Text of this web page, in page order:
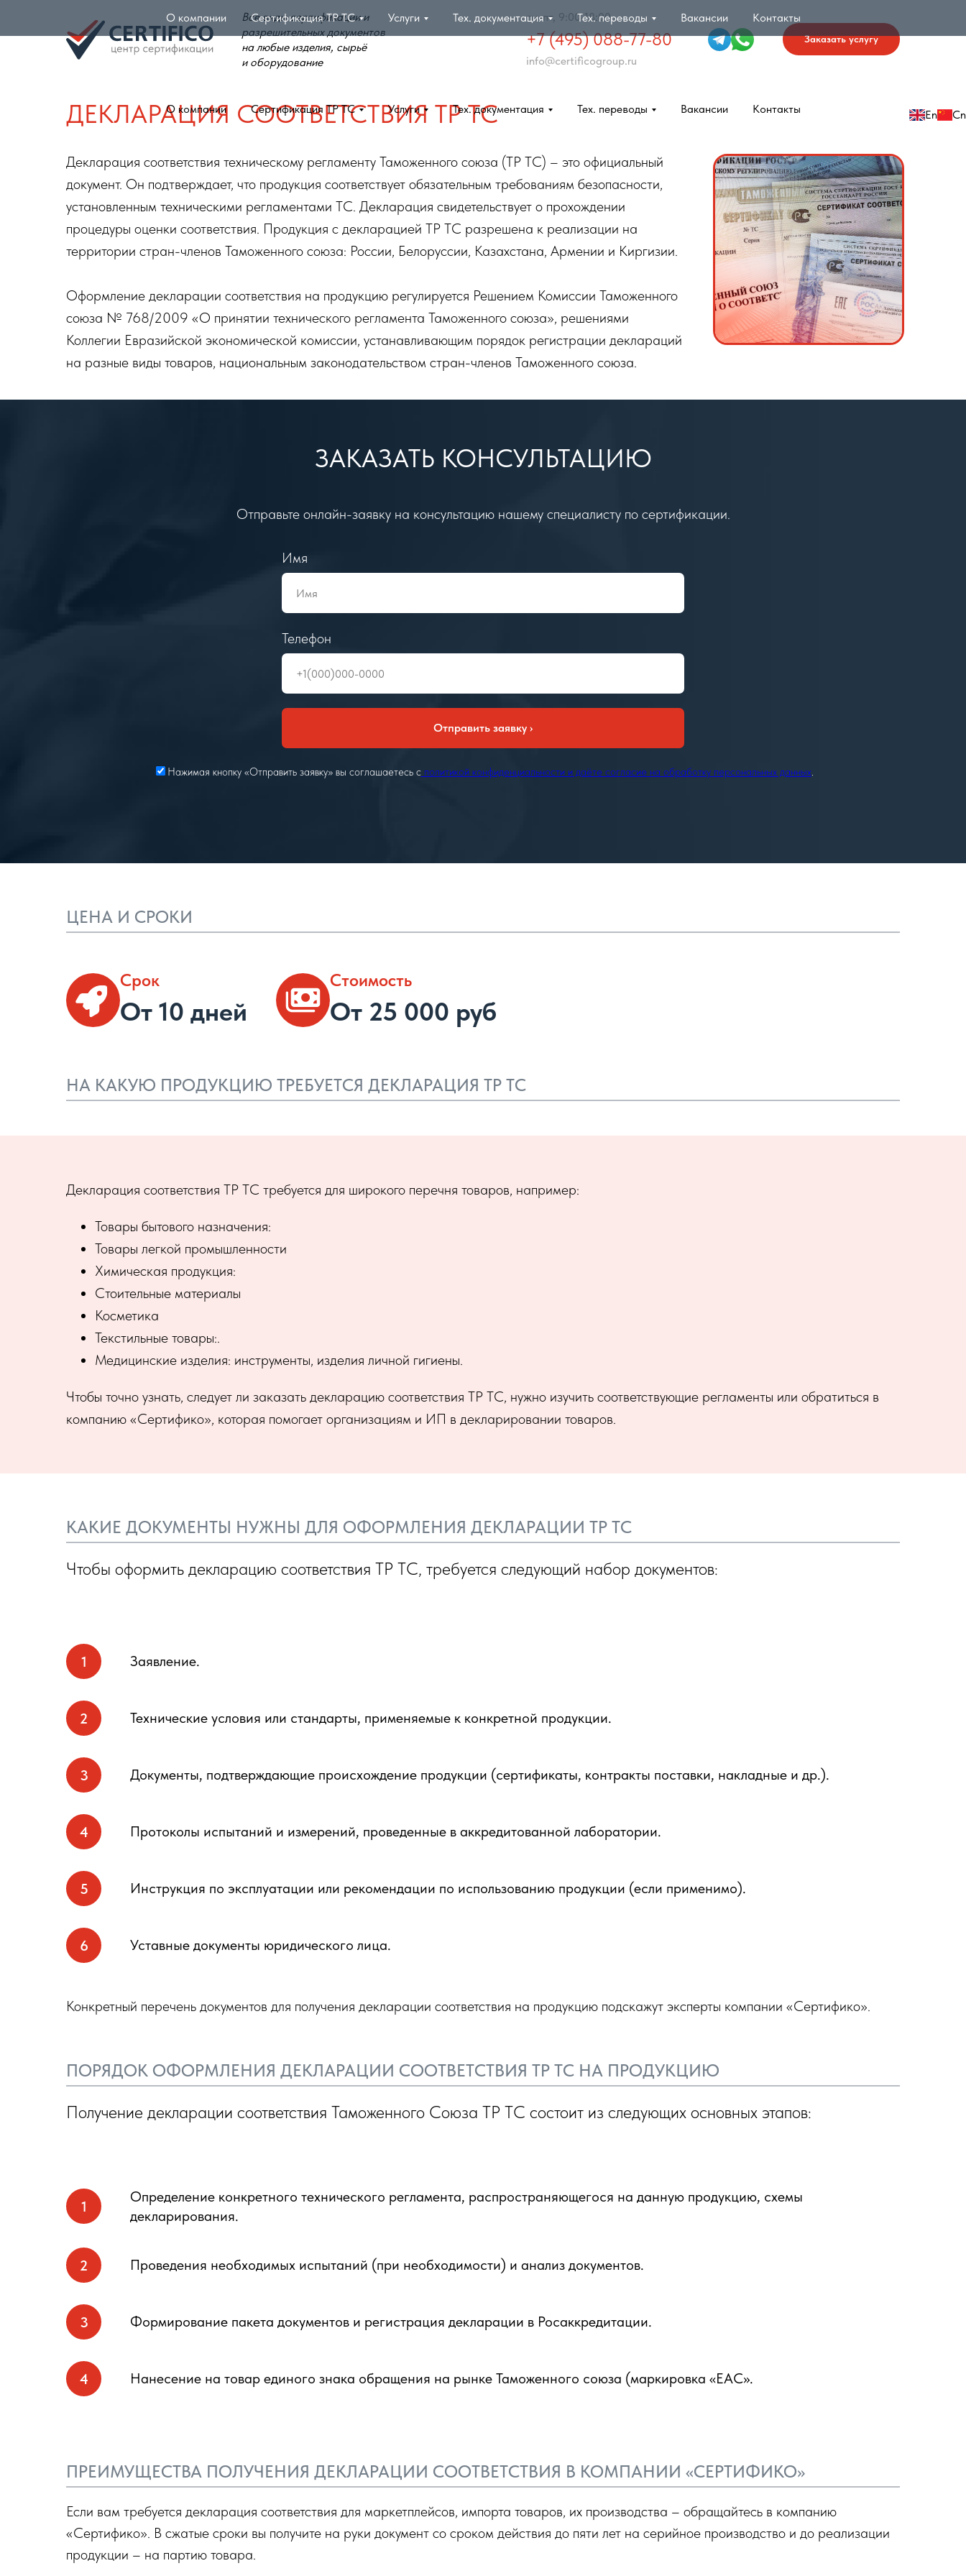
Все виды сертификации и
разрешительных документов
на любые изделия, сырьё
и оборудование
пн-пт, 9:00-18:00
+7 (495) 088-77-80
info@certificogroup.ru
Заказать услугу
О компании Сертификация ТР ТС Услуги Тех. документация Тех. переводы Вакансии Контакты En Cn
О компании Сертификация ТР ТС Услуги Тех. документация Тех. переводы Вакансии Контакты
Декларация соответствия ТР ТС
ДЕКЛАРАЦИЯ СООТВЕТСТВИЯ ТР ТС
Декларация соответствия техническому регламенту Таможенного союза (ТР ТС) – это официальный
документ. Он подтверждает, что продукция соответствует обязательным требованиям безопасности,
установленным техническими регламентами ТС. Декларация свидетельствует о прохождении
процедуры оценки соответствия. Продукция с декларацией ТР ТС разрешена к реализации на
территории стран-членов Таможенного союза: России, Белоруссии, Казахстана, Армении и Киргизии.
Оформление декларации соответствия на продукцию регулируется Решением Комиссии Таможенного
союза № 768/2009 «О принятии технического регламента Таможенного союза», решениями
Коллегии Евразийской экономической комиссии, устанавливающим порядок регистрации деклараций
на разные виды товаров, национальным законодательством стран-членов Таможенного союза.
ЗАКАЗАТЬ КОНСУЛЬТАЦИЮ
Отправьте онлайн-заявку на консультацию нашему специалисту по сертификации.
Имя
Телефон
Отправить заявку ›
Нажимая кнопку «Отправить заявку» вы соглашаетесь сполитикой конфиденциальности и даёте согласие на обработку персональных данных.
ЦЕНА И СРОКИ
Срок
От 10 дней
Стоимость
От 25 000 руб
НА КАКУЮ ПРОДУКЦИЮ ТРЕБУЕТСЯ ДЕКЛАРАЦИЯ ТР ТС
Декларация соответствия ТР ТС требуется для широкого перечня товаров, например:
Товары бытового назначения:
Товары легкой промышленности
Химическая продукция:
Стоительные материалы
Косметика
Текстильные товары:.
Медицинские изделия: инструменты, изделия личной гигиены.
Чтобы точно узнать, следует ли заказать декларацию соответствия ТР ТС, нужно изучить соответствующие регламенты или обратиться в
компанию «Сертифико», которая помогает организациям и ИП в декларировании товаров.
КАКИЕ ДОКУМЕНТЫ НУЖНЫ ДЛЯ ОФОРМЛЕНИЯ ДЕКЛАРАЦИИ ТР ТС
Чтобы оформить декларацию соответствия ТР ТС, требуется следующий набор документов:
Заявление.
Технические условия или стандарты, применяемые к конкретной продукции.
Документы, подтверждающие происхождение продукции (сертификаты, контракты поставки, накладные и др.).
Протоколы испытаний и измерений, проведенные в аккредитованной лаборатории.
Инструкция по эксплуатации или рекомендации по использованию продукции (если применимо).
Уставные документы юридического лица.
Конкретный перечень документов для получения декларации соответствия на продукцию подскажут эксперты компании «Сертифико».
ПОРЯДОК ОФОРМЛЕНИЯ ДЕКЛАРАЦИИ СООТВЕТСТВИЯ ТР ТС НА ПРОДУКЦИЮ
Получение декларации соответствия Таможенного Союза ТР ТС состоит из следующих основных этапов:
Определение конкретного технического регламента, распространяющегося на данную продукцию, схемы
декларирования.
Проведения необходимых испытаний (при необходимости) и анализ документов.
Формирование пакета документов и регистрация декларации в Росаккредитации.
Нанесение на товар единого знака обращения на рынке Таможенного союза (маркировка «EAC».
ПРЕИМУЩЕСТВА ПОЛУЧЕНИЯ ДЕКЛАРАЦИИ СООТВЕТСТВИЯ В КОМПАНИИ «СЕРТИФИКО»
Если вам требуется декларация соответствия для маркетплейсов, импорта товаров, их производства – обращайтесь в компанию
«Сертифико». В сжатые сроки вы получите на руки документ со сроком действия до пяти лет на серийное производство и до реализации
продукции – на партию товара.